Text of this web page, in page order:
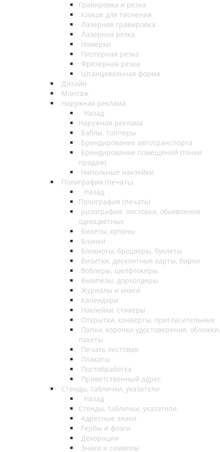
Гравировка и резка
Клише для тиснения
Лазерная гравировка
Лазерная резка
Номерки
Плотерная резка
Фрезерная резка
Штанцевальная форма
Дизайн
Монтаж
Наружная реклама
Назад
Наружная реклама
Баблы, топперы
Брендирование автотранспорта
Брендирование помещений (точки
продаж)
Напольные наклейки
Полиграфия (печать)
Назад
Полиграфия (печать)
ризография: листовки, обьявления
одноцветные
Билеты, купоны
Бланки
Блокноты, брошюры, буклеты
Визитки, дисконтные карты, бирки
Воблеры, шелфтокеры
Вымпелы, дорхолдеры
Журналы и книги
Календари
Наклейки, стикеры
Открытки, конверты, пригласительные
Папки, корочки удостоверения, обложки,
пакеты
Печать листовая
Плакаты
Постобработка
Приветственный адрес
Стенды, таблички, указатели
Назад
Стенды, таблички, указатели
Адресные знаки
Гербы и флаги
Декорации
Знаки и символы